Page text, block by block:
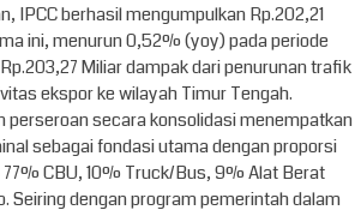
IPCC berhasil mengumpulkan Rp.202,21
ini, menurun 0,52% (yoy) pada periode
Miliar dampak dari penurunan trafik
ekspor ke wilayah Timur Tengah.
perseroan secara konsolidasi menempatkan
sebagai fondasi utama dengan proporsi
CBU, 10% Truck/Bus, 9% Alat Berat
Seiring dengan program pemerintah dalam